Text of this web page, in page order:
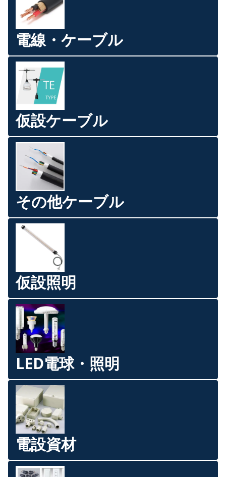
電線・ケーブル
仮設ケーブル
その他ケーブル
仮設照明
LED電球・照明
電設資材